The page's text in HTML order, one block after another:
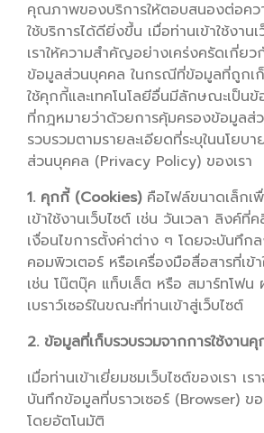
คุณภาพของบริการให้ตอบสนองต่อค
ใช้บริการได้ดียิ่งขึ้น เมื่อท่านเข้าใช้งาน
เราให้ความสำคัญอย่างเคร่งครัดเกี่ย
ข้อมูลส่วนบุคคล ในกรณีที่ข้อมูลที่ถูกเ
ใช้คุกกี้และเทคโนโลยีอื่นมีลักษณะเป็น
ที่กฎหมายว่าด้วยการคุ้มครองข้อมูลส่ว
รวบรวมตามรายละเอียดที่ระบุในนโยบ
ส่วนบุคคล (Privacy Policy) ของเรา
1. คุกกี้ (Cookies)คือไฟล์ขนาดเล็กเ
เข้าใช้งานเว็บไซต์ เช่น วันเวลา ลิงค์ที่
เงื่อนไขการตั้งค่าต่าง ๆ โดยจะบันทึก
คอมพิวเตอร์ หรือเครื่องมือสื่อสารที่เข้
เช่น โน๊ตบุ๊ค แท็บเล็ต หรือ สมาร์ทโฟน
เบราว์เซอร์ในขณะที่ท่านเข้าสู่เว็บไซต์
2. ข้อมูลที่เก็บรวบรวมจากการใช้งาน
เมื่อท่านเข้าเยี่ยมชมเว็บไซต์ของเรา เร
บันทึกข้อมูลที่บราวเซอร์ (Browser) ข
โดยอัตโนมัติ